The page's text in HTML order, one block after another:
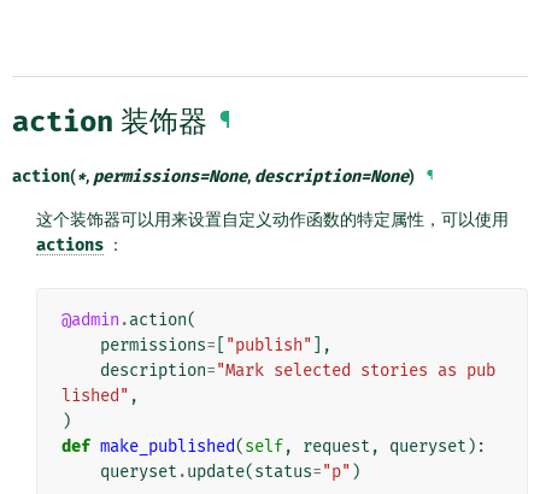
action 装饰器 ¶
action(*, permissions=None, description=None) ¶
这个装饰器可以用来设置自定义动作函数的特定属性，可以使用
actions：
@admin .action(
permissions= "publish" ],
description="Mark selected stories as pub
lished" ,
)
def make_published(self, request , queryset ):
queryset .update(status="p" )